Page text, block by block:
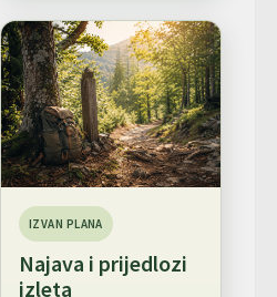
IZVAN PLANA
Najava i prijedlozi
izleta